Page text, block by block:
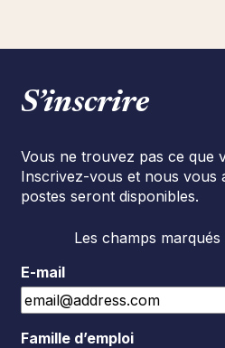
S’inscrire
Vous ne trouvez pas ce que
Inscrivez-vous et nous vous
postes seront disponibles.
Les champs
E-mail
Famille d’emploi